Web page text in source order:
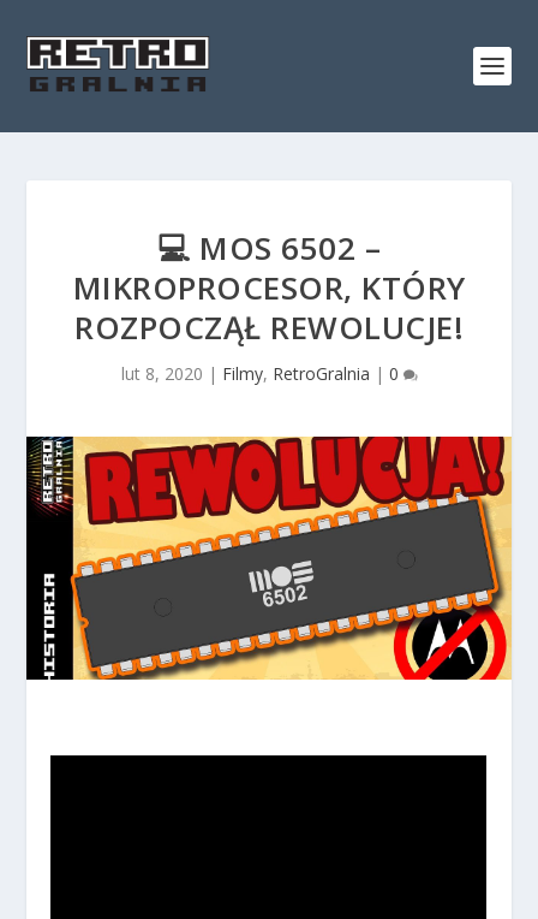
💻 MOS 6502 –
MIKROPROCESOR, KTÓRY
ROZPOCZĄŁ REWOLUCJE!
lut 8, 2020 | Filmy, RetroGralnia | 0